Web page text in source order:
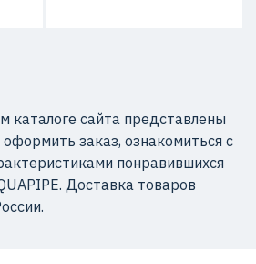
каталоге сайта представлены
заказ, ознакомиться с
понравившихся
Доставка товаров